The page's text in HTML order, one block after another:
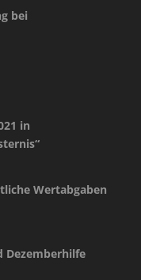
bei
in
Wertabgaben
Dezemberhilfe